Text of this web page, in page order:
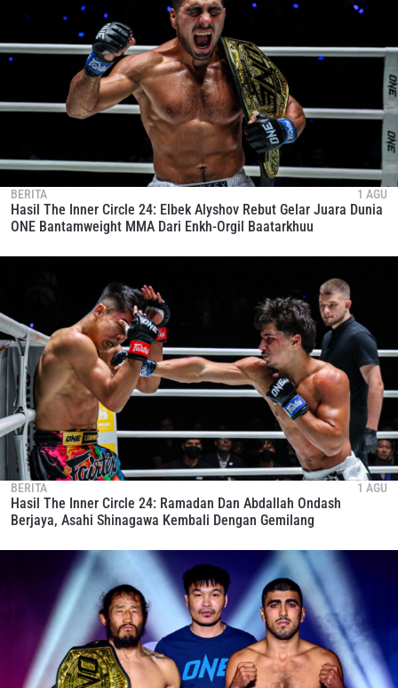
BERITA 1 AGU
Hasil The Inner Circle 24: Elbek Alyshov Rebut Gelar Juara Dunia
ONE Bantamweight MMA Dari Enkh-Orgil Baatarkhuu
BERITA 1 AGU
Hasil The Inner Circle 24: Ramadan Dan Abdallah Ondash
Berjaya, Asahi Shinagawa Kembali Dengan Gemilang